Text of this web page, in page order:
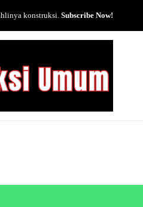
konstruksi. Subscribe Now!